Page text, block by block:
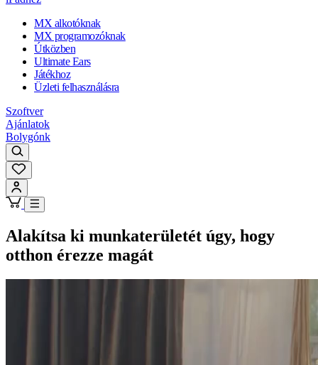
MX alkotóknak
MX programozóknak
Útközben
Ultimate Ears
Játékhoz
Üzleti felhasználásra
Szoftver
Ajánlatok
Bolygónk
Alakítsa ki munkaterületét úgy, hogy
otthon érezze magát